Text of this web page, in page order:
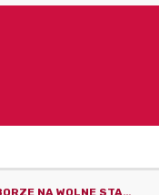
OGŁOSZENIE O NABORZE NA WOLNE STANOWISKO URZĘDNICZE_ DYREKTOR (KOBIETA LUB MĘŻCZYZNA) GMINNEGO ŻŁOBKA Z SIEDZIBĄ W SIEMONI